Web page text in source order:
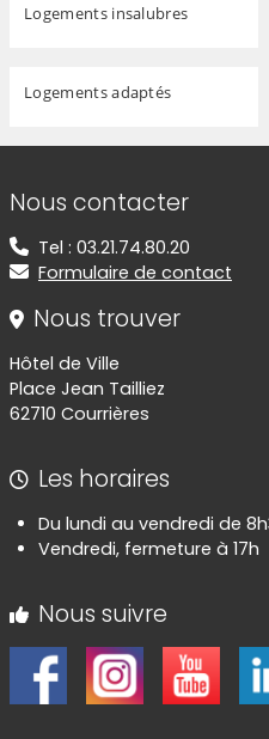
Logements insalubres
Logements adaptés
Informations de
Nous contacter
Tel : 03.21.74.80.20
Formulaire de contact
Nous trouver
Hôtel de Ville
Place Jean Tailliez
62710 Courrières
Les horaires
Du lundi au vendredi de
Vendredi, fermeture à 17h
Nous suivre